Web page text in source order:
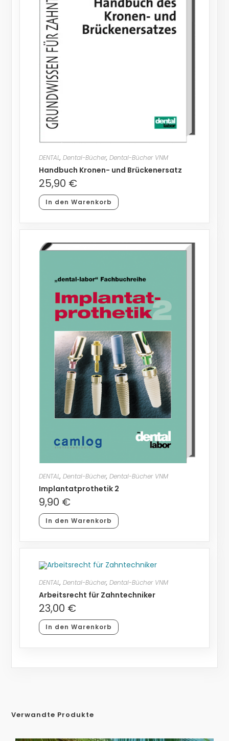
DENTAL, Dental-Bücher, Dental-Bücher VNM
Handbuch Kronen- und Brückenersatz
25,90 €
In den Warenkorb
DENTAL, Dental-Bücher, Dental-Bücher VNM
Implantatprothetik 2
9,90 €
In den Warenkorb
DENTAL, Dental-Bücher, Dental-Bücher VNM
Arbeitsrecht für Zahntechniker
23,00 €
In den Warenkorb
Verwandte Produkte